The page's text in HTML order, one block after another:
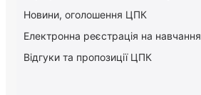
Новини, оголошення ЦПК
Електронна реєстрація на навчання
Відгуки та пропозиції ЦПК